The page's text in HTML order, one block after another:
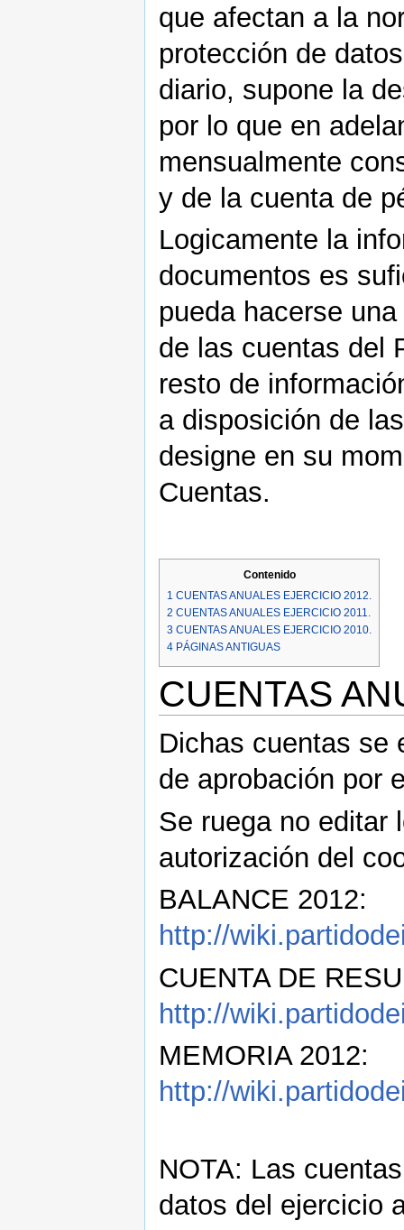
que afectan a la
protección de
diario, supone la
por lo que en
mensualmente
y de la cuenta de
Logicamente la
documentos es
pueda hacerse
de las cuentas del
resto de
a disposición de
designe en su
Cuentas.
Contenido
1 CUENTAS ANUALES EJERCICIO 2012.
2 CUENTAS ANUALES EJERCICIO 2011.
3 CUENTAS ANUALES EJERCICIO 2010.
4 PÁGINAS ANTIGUAS
CUENTAS
Dichas cuentas se
de aprobación por
Se ruega no editar
autorización del
BALANCE 2012:
http://
CUENTA DE
http://
MEMORIA 2012:
http://
NOTA: Las
datos del ejercicio